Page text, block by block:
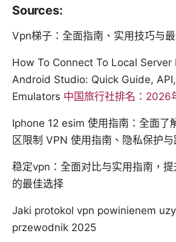
Sources:
Vpn梯子：全面指南、实用技巧与
How To Connect To Local Server
Android Studio: Quick Guide,
Emulators 中国旅行社排名：2026
Iphone 12 esim 使用指南：全面了
区限制 VPN 使用指南、隐私保护与
稳定vpn：全面对比与实用指南，
的最佳选择
Jaki protokol vpn powinienem
przewodnik 2025